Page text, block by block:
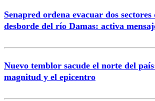
Senapred ordena evacuar dos
desborde del río Damas: activa
Nuevo temblor sacude el norte del
magnitud y el epicentro